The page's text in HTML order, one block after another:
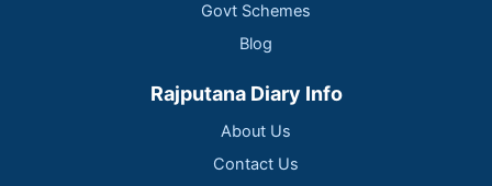
Govt Schemes
Blog
Rajputana Diary Info
About Us
Contact Us